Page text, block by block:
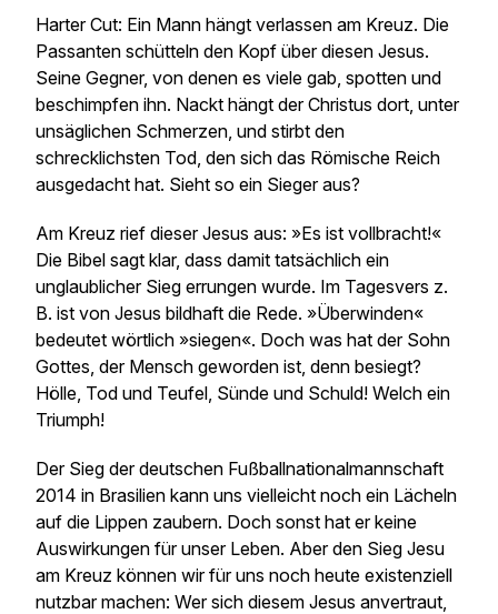
Harter Cut: Ein Mann hängt verlassen am Kreuz. Die
Passanten schütteln den Kopf über diesen Jesus.
Seine Gegner, von denen es viele gab, spotten und
beschimpfen ihn. Nackt hängt der Christus dort, unter
unsäglichen Schmerzen, und stirbt den
schrecklichsten Tod, den sich das Römische Reich
ausgedacht hat. Sieht so ein Sieger aus?
Am Kreuz rief dieser Jesus aus: »Es ist vollbracht!«
Die Bibel sagt klar, dass damit tatsächlich ein
unglaublicher Sieg errungen wurde. Im Tagesvers z.
B. ist von Jesus bildhaft die Rede. »Überwinden«
bedeutet wörtlich »siegen«. Doch was hat der Sohn
Gottes, der Mensch geworden ist, denn besiegt?
Hölle, Tod und Teufel, Sünde und Schuld! Welch ein
Triumph!
Der Sieg der deutschen Fußballnationalmannschaft
2014 in Brasilien kann uns vielleicht noch ein Lächeln
auf die Lippen zaubern. Doch sonst hat er keine
Auswirkungen für unser Leben. Aber den Sieg Jesu
am Kreuz können wir für uns noch heute existenziell
nutzbar machen: Wer sich diesem Jesus anvertraut,